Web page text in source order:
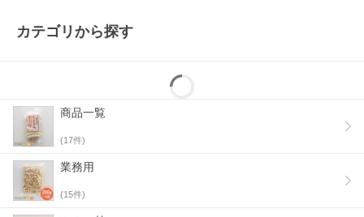
カテゴリから探す
商品一覧
(17件)
業務用
(15件)